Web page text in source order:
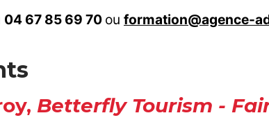
04 67 85 69 70 ou formation@agence-
Betterfly Tourism -